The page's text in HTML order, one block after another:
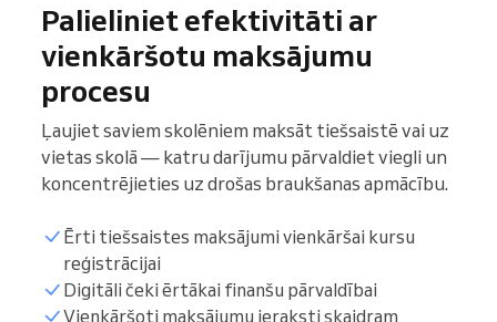
Palieliniet efektivitāti ar
vienkāršotu maksājumu
procesu
Ļaujiet saviem skolēniem maksāt tiešsaistē vai uz
vietas skolā — katru darījumu pārvaldiet viegli un
koncentrējieties uz drošas braukšanas apmācību.
Ērti tiešsaistes maksājumi vienkāršai kursu
reģistrācijai
Digitāli čeki ērtākai finanšu pārvaldībai
Vienkāršoti maksājumu ieraksti skaidram